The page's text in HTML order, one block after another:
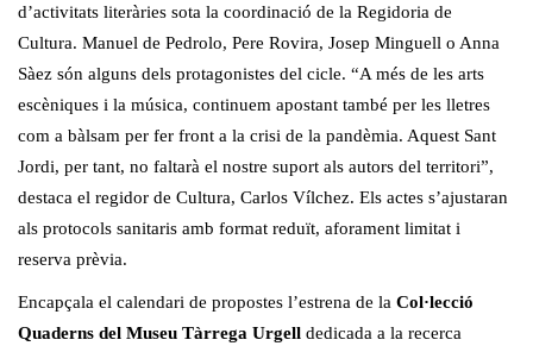
d’activitats literàries sota la coordinació de la Regidoria de
Cultura. Manuel de Pedrolo, Pere Rovira, Josep Minguell o Anna
Sàez són alguns dels protagonistes del cicle. “A més de les arts
escèniques i la música, continuem apostant també per les lletres
com a bàlsam per fer front a la crisi de la pandèmia. Aquest Sant
Jordi, per tant, no faltarà el nostre suport als autors del territori”,
destaca el regidor de Cultura, Carlos Vílchez. Els actes s’ajustaran
als protocols sanitaris amb format reduït, aforament limitat i
reserva prèvia.
Encapçala el calendari de propostes l’estrena de la Col·lecció
Quaderns del Museu Tàrrega Urgell dedicada a la recerca